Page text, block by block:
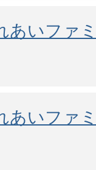
あいファ
あいファ